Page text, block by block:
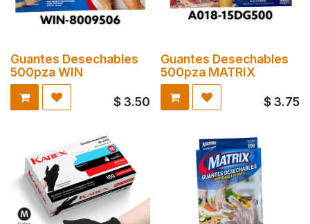
Guantes Desechables
500pza WIN
$3.50
Guantes Desechables
500pza MATRIX
$3.75